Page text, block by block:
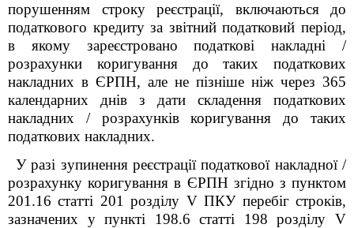
порушенням строку реєстрації, включаються до
податкового кредиту за звітний податковий період,
в якому зареєстровано податкові накладні /
розрахунки коригування до таких податкових
накладних в ЄРПН, але не пізніше ніж через 365
календарних днів з дати складення податкових
накладних / розрахунків коригування до таких
податкових накладних.
У разі зупинення реєстрації податкової накладної /
розрахунку коригування в ЄРПН згідно з пунктом
201.16 статті 201 розділу V ПКУ перебіг строків,
зазначених у пункті 198.6 статті 198 розділу V